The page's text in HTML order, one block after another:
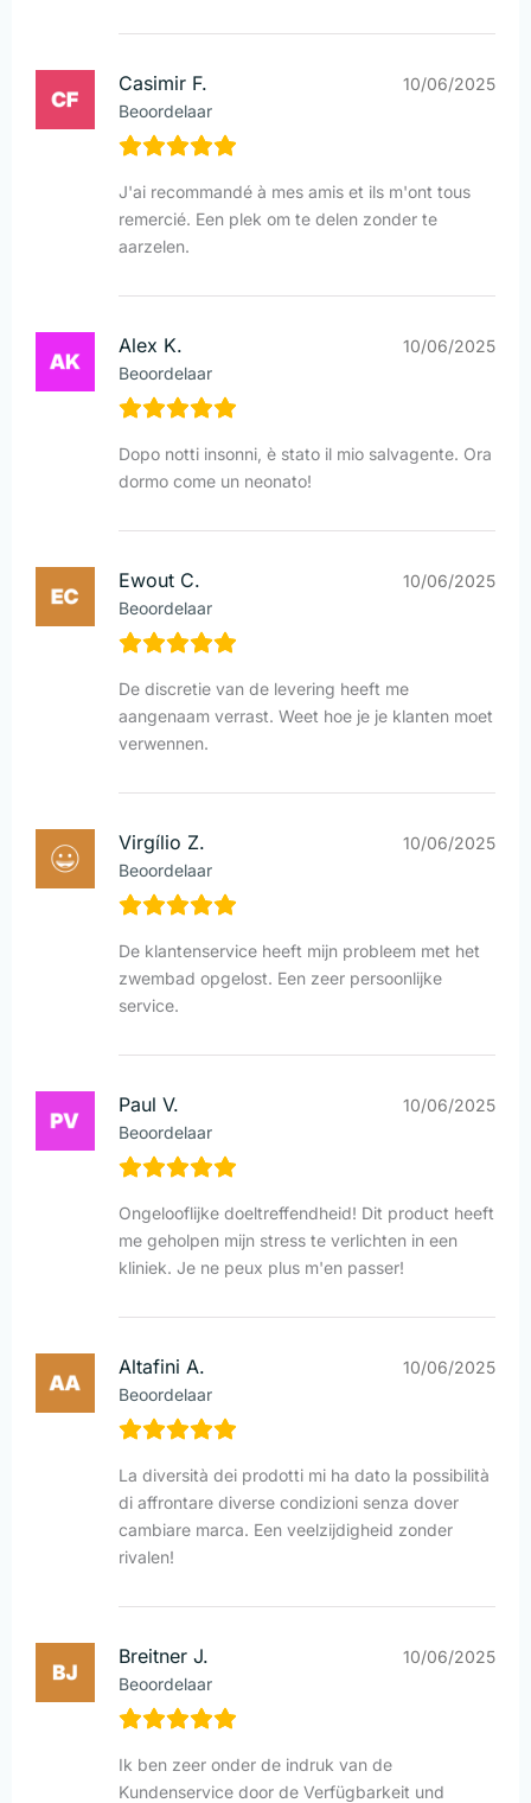
Casimir F.
Beoordelaar
10/06/2025
J'ai recommandé à mes amis et ils m'ont tous
remercié. Een plek om te delen zonder te
aarzelen.
Alex K.
Beoordelaar
10/06/2025
Dopo notti insonni, è stato il mio salvagente. Ora
dormo come un neonato!
Ewout C.
Beoordelaar
10/06/2025
De discretie van de levering heeft me
aangenaam verrast. Weet hoe je je klanten moet
verwennen.
Virgílio Z.
Beoordelaar
10/06/2025
De klantenservice heeft mijn probleem met het
zwembad opgelost. Een zeer persoonlijke
service.
Paul V.
Beoordelaar
10/06/2025
Ongelooflijke doeltreffendheid! Dit product heeft
me geholpen mijn stress te verlichten in een
kliniek. Je ne peux plus m'en passer!
Altafini A.
Beoordelaar
10/06/2025
La diversità dei prodotti mi ha dato la possibilità
di affrontare diverse condizioni senza dover
cambiare marca. Een veelzijdigheid zonder
rivalen!
Breitner J.
Beoordelaar
10/06/2025
Ik ben zeer onder de indruk van de
Kundenservice door de Verfügbarkeit und